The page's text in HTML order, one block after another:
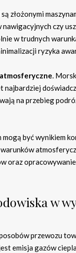
złożonymi
czy
w trudnych
ryzyka
.
najbardziej
na przebieg
być wynikiem
oraz
w
przewozu
emisja gazów